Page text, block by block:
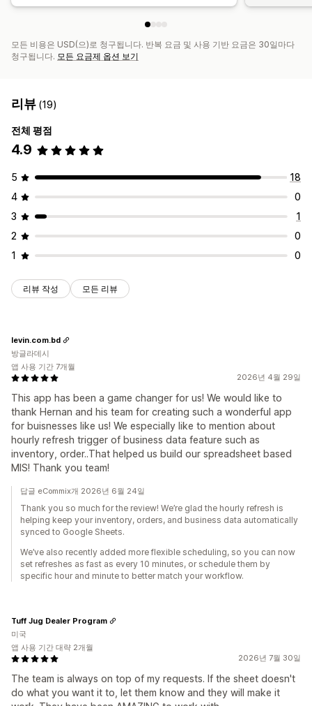
모든 비용은 USD(으)로 청구됩니다. 반복 요금 및 사용 기반 요금은 30일마다
청구됩니다. 모든 요금제 옵션 보기
리뷰 (19)
전체 평점
4.9
5
18
4
0
3
1
2
0
1
0
리뷰 작성 모든 리뷰
2026년 4월 29일
This app has been a game changer for us! We would like to
thank Hernan and his team for creating such a wonderful app
for buisnesses like us! We especially like to mention about
hourly refresh trigger of business data feature such as
inventory, order..That helped us build our spreadsheet based
MIS! Thank you team!
levin.com.bd
방글라데시
앱 사용 기간 7개월
답글 eCommix개 2026년 6월 24일
Thank you so much for the review! We’re glad the hourly refresh is
helping keep your inventory, orders, and business data automatically
synced to Google Sheets.
We’ve also recently added more flexible scheduling, so you can now
set refreshes as fast as every 10 minutes, or schedule them by
specific hour and minute to better match your workflow.
2026년 7월 30일
The team is always on top of my requests. If the sheet doesn't
do what you want it to, let them know and they will make it
Tuff Jug Dealer Program
미국
앱 사용 기간 대략 2개월